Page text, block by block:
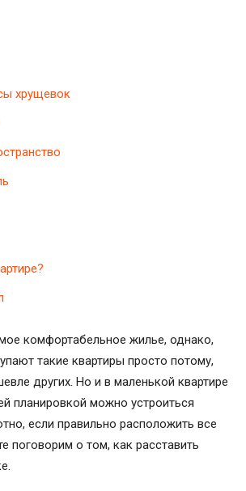
хрущевок
комфортабельное жилье, однако,
такие квартиры просто потому,
других. Но и в маленькой квартире
планировкой можно устроиться
если правильно расположить все
поговорим о том, как расставить